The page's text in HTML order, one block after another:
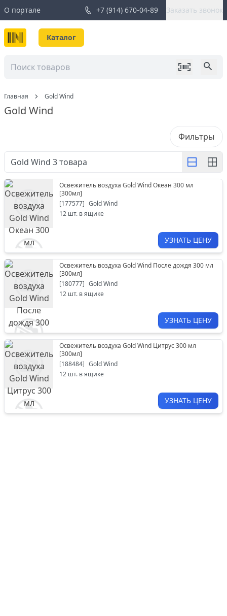
О портале +7 (914) 670-04-89 Заказать звонок
Каталог
Главная Gold Wind
Gold Wind
Фильтры
Gold Wind 3товара
Освежитель воздуха Gold Wind Океан 300 мл
[300мл]
[177577] Gold Wind
12 шт. в ящике
УЗНАТЬ ЦЕНУ
Освежитель воздуха Gold Wind После дождя 300 мл
[300мл]
[180777] Gold Wind
12 шт. в ящике
УЗНАТЬ ЦЕНУ
Освежитель воздуха Gold Wind Цитрус 300 мл
[300мл]
[188484] Gold Wind
12 шт. в ящике
УЗНАТЬ ЦЕНУ